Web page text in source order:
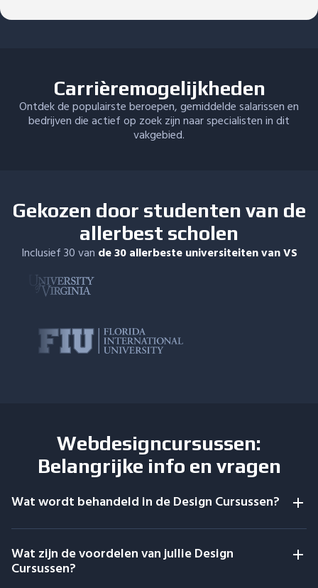
Carrièremogelijkheden
Ontdek de populairste beroepen, gemiddelde salarissen en
bedrijven die actief op zoek zijn naar specialisten in dit
vakgebied.
Gekozen door studenten van de
allerbest scholen
Inclusief 30 van de 30 allerbeste universiteiten van VS
Webdesigncursussen:
Belangrijke info en vragen
Wat wordt behandeld in de Design Cursussen?
Wat zijn de voordelen van jullie Design
Cursussen?